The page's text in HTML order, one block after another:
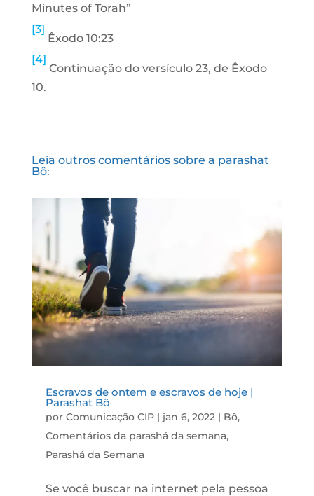
Minutes of Torah”
[3]
Êxodo 10:23
[4]
Continuação do versículo 23, de Êxodo
10.
Leia outros comentários sobre a parashat
Bô:
Escravos de ontem e escravos de hoje |
Parashat Bô
por Comunicação CIP| jan 6, 2022 | Bô,
Comentários da parashá da semana,
Parashá da Semana
Se você buscar na internet pela pessoa